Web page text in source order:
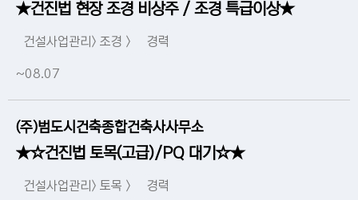
★건진법 현장 조경 비상주 / 조경 특급이상★
건설사업관리> 조경 > 경력
~08.07
(주)범도시건축종합건축사사무소
★☆건진법 토목(고급)/PQ 대기☆★
건설사업관리> 토목 > 경력